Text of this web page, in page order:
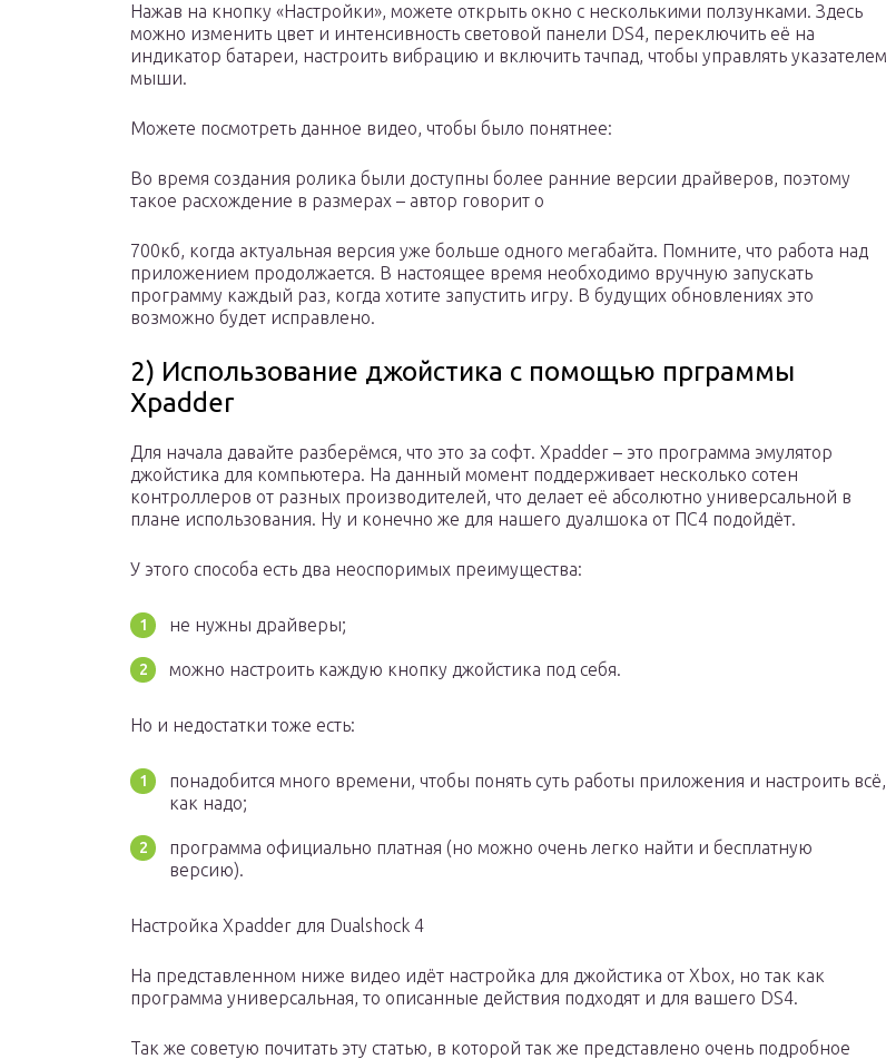
Нажав на кнопку «Настройки», можете открыть окно с несколькими ползунками. Здесь
можно изменить цвет и интенсивность световой панели DS4, переключить её на
индикатор батареи, настроить вибрацию и включить тачпад, чтобы управлять указателем
мыши.
Можете посмотреть данное видео, чтобы было понятнее:
Во время создания ролика были доступны более ранние версии драйверов, поэтому
такое расхождение в размерах – автор говорит о
700кб, когда актуальная версия уже больше одного мегабайта. Помните, что работа над
приложением продолжается. В настоящее время необходимо вручную запускать
программу каждый раз, когда хотите запустить игру. В будущих обновлениях это
возможно будет исправлено.
2) Использование джойстика с помощью прграммы
Xpadder
Для начала давайте разберёмся, что это за софт. Xpadder – это программа эмулятор
джойстика для компьютера. На данный момент поддерживает несколько сотен
контроллеров от разных производителей, что делает её абсолютно универсальной в
плане использования. Ну и конечно же для нашего дуалшока от ПС4 подойдёт.
У этого способа есть два неоспоримых преимущества:
не нужны драйверы;
можно настроить каждую кнопку джойстика под себя.
Но и недостатки тоже есть:
понадобится много времени, чтобы понять суть работы приложения и настроить всё,
как надо;
программа официально платная (но можно очень легко найти и бесплатную
версию).
Настройка Xpadder для Dualshock 4
На представленном ниже видео идёт настройка для джойстика от Xbox, но так как
программа универсальная, то описанные действия подходят и для вашего DS4.
Так же советую почитать эту статью, в которой так же представлено очень подробное